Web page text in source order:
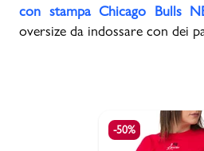
con stampa Chicago Bulls
oversize da indossare con dei
-50%